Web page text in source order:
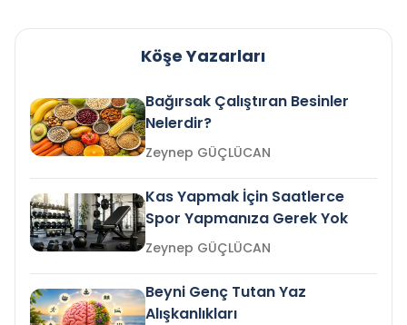
Köşe Yazarları
Bağırsak Çalıştıran Besinler
Nelerdir?
Zeynep GÜÇLÜCAN
Kas Yapmak İçin Saatlerce
Spor Yapmanıza Gerek Yok
Zeynep GÜÇLÜCAN
Beyni Genç Tutan Yaz
Alışkanlıkları